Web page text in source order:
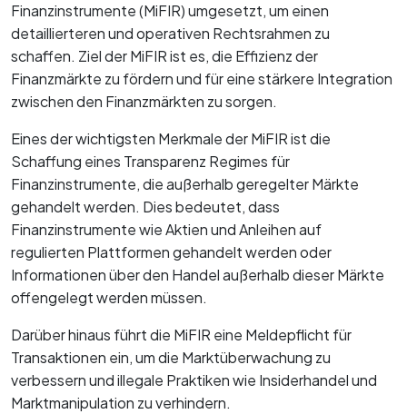
Finanzinstrumente (MiFIR) umgesetzt, um einen
detaillierteren und operativen Rechtsrahmen zu
schaffen. Ziel der MiFIR ist es, die Effizienz der
Finanzmärkte zu fördern und für eine stärkere Integration
zwischen den Finanzmärkten zu sorgen.
Eines der wichtigsten Merkmale der MiFIR ist die
Schaffung eines Transparenz Regimes für
Finanzinstrumente, die außerhalb geregelter Märkte
gehandelt werden. Dies bedeutet, dass
Finanzinstrumente wie Aktien und Anleihen auf
regulierten Plattformen gehandelt werden oder
Informationen über den Handel außerhalb dieser Märkte
offengelegt werden müssen.
Darüber hinaus führt die MiFIR eine Meldepflicht für
Transaktionen ein, um die Marktüberwachung zu
verbessern und illegale Praktiken wie Insiderhandel und
Marktmanipulation zu verhindern.